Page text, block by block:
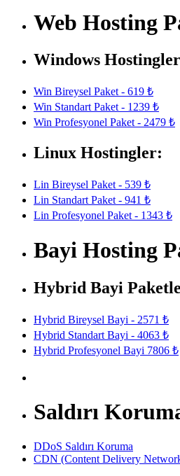
Web Hosting
Windows
Win Bireysel Paket - 619 ₺
Win Standart Paket - 1239 ₺
Win Profesyonel Paket - 2479 ₺
Linux Hostingler:
Lin Bireysel Paket - 539 ₺
Lin Standart Paket - 941 ₺
Lin Profesyonel Paket - 1343 ₺
Bayi Hosting
Hybrid Bayi
Hybrid Bireysel Bayi - 2571 ₺
Hybrid Standart Bayi - 4063 ₺
Hybrid Profesyonel Bayi 7806 ₺
Saldırı
DDoS Saldırı Koruma
CDN (Content Delivery